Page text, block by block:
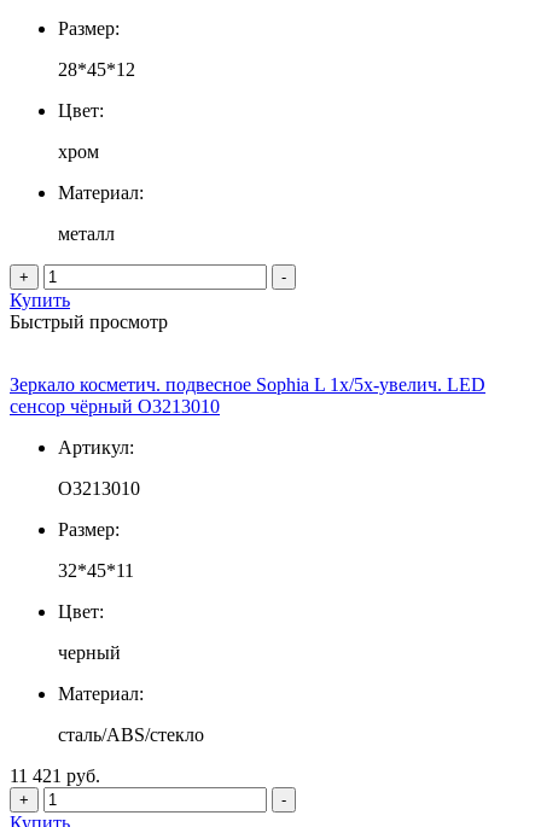
Размер:
28*45*12
Цвет:
хром
Материал:
металл
+ -
Купить
Быстрый просмотр
Зеркало косметич. подвесное Sophia L 1х/5х-увелич. LED
сенсор чёрный О3213010
Артикул:
О3213010
Размер:
32*45*11
Цвет:
черный
Материал:
сталь/ABS/стекло
11 421 руб.
+ -